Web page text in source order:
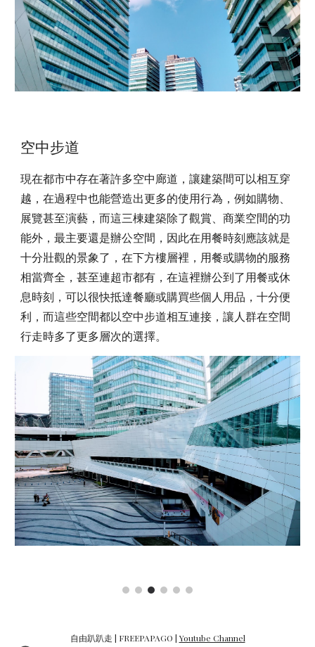
空中步道
現在都市中存在著許多空中廊道，讓建築間可以相互穿
越，在過程中也能營造出更多的使用行為，例如購物、
展覽甚至演藝，而這三棟建築除了觀賞、商業空間的功
能外，最主要還是辦公空間，因此在用餐時刻應該就是
十分壯觀的景象了，在下方樓層裡，用餐或購物的服務
相當齊全，甚至連超市都有，在這裡辦公到了用餐或休
息時刻，可以很快抵達餐廳或購買些個人用品，十分便
利，而這些空間都以空中步道相互連接，讓人群在空間
行走時多了更多層次的選擇。
自由趴趴走 | FREEPAPAGO | Youtube Channel